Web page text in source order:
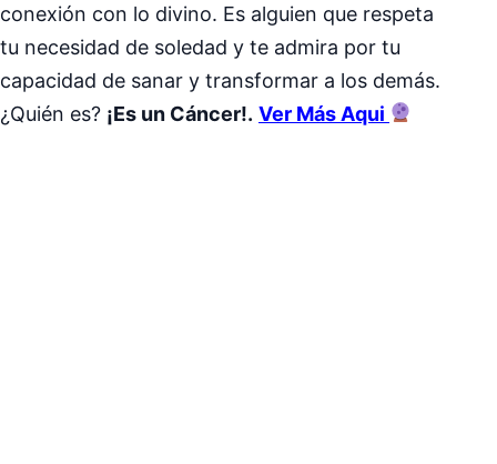
conexión con lo divino. Es alguien que respeta
tu necesidad de soledad y te admira por tu
capacidad de sanar y transformar a los demás.
¿Quién es? ¡Es un Cáncer!. Ver Más Aqui